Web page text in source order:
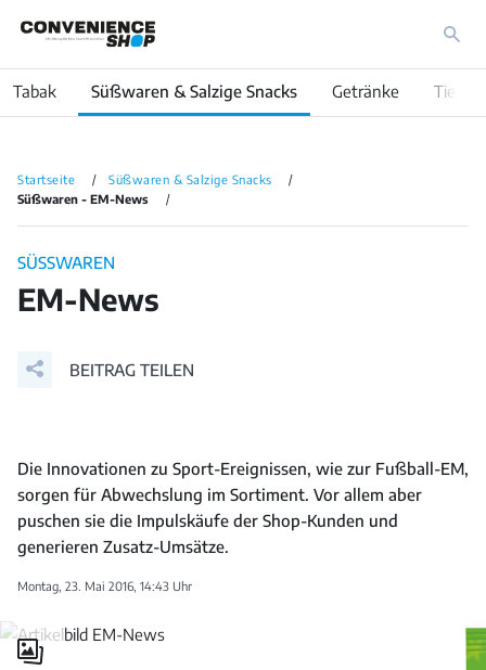
Tabak Süßwaren & Salzige Snacks Getränke
Startseite
Süßwaren & Salzige Snacks
Süßwaren - EM-News
SÜSSWAREN
EM-News
BEITRAG TEILEN
Die Innovationen zu Sport-Ereignissen, wie zur Fußball-EM,
sorgen für Abwechslung im Sortiment. Vor allem aber
puschen sie die Impulskäufe der Shop-Kunden und
generieren Zusatz-Umsätze.
Montag, 23. Mai 2016, 14:43 Uhr
Galerie
öffnen